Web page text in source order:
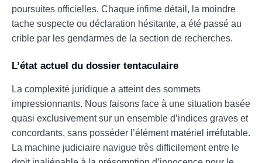
poursuites officielles. Chaque infime détail, la moindre
tache suspecte ou déclaration hésitante, a été passé au
crible par les gendarmes de la section de recherches.
L’état actuel du dossier tentaculaire
La complexité juridique a atteint des sommets
impressionnants. Nous faisons face à une situation basée
quasi exclusivement sur un ensemble d’indices graves et
concordants, sans posséder l’élément matériel irréfutable.
La machine judiciaire navigue très difficilement entre le